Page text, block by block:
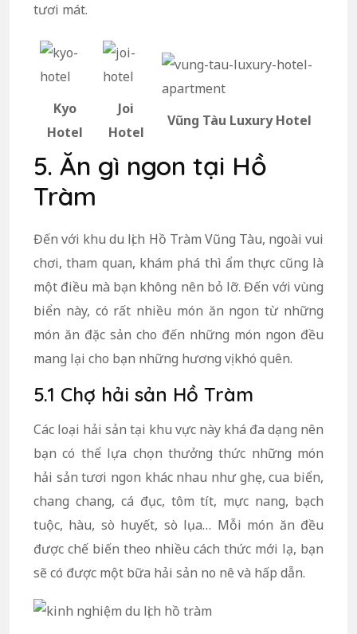
tươi mát.
Kyo
Hotel
Joi
Hotel
Vũng Tàu Luxury Hotel
5. Ăn gì ngon tại Hồ
Tràm
Đến với khu du lịch Hồ Tràm Vũng Tàu, ngoài vui
chơi, tham quan, khám phá thì ẩm thực cũng là
một điều mà bạn không nên bỏ lỡ. Đến với vùng
biển này, có rất nhiều món ăn ngon từ những
món ăn đặc sản cho đến những món ngon đều
mang lại cho bạn những hương vị khó quên.
5.1 Chợ hải sản Hồ Tràm
Các loại hải sản tại khu vực này khá đa dạng nên
bạn có thể lựa chọn thưởng thức những món
hải sản tươi ngon khác nhau như ghẹ, cua biển,
chang chang, cá đục, tôm tít, mực nang, bạch
tuộc, hàu, sò huyết, sò lụa… Mỗi món ăn đều
được chế biến theo nhiều cách thức mới lạ, bạn
sẽ có được một bữa hải sản no nê và hấp dẫn.